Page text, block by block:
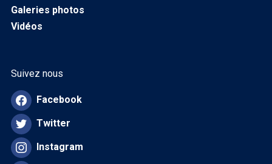
Galeries photos
Vidéos
Suivez nous
Facebook
Twitter
Instagram